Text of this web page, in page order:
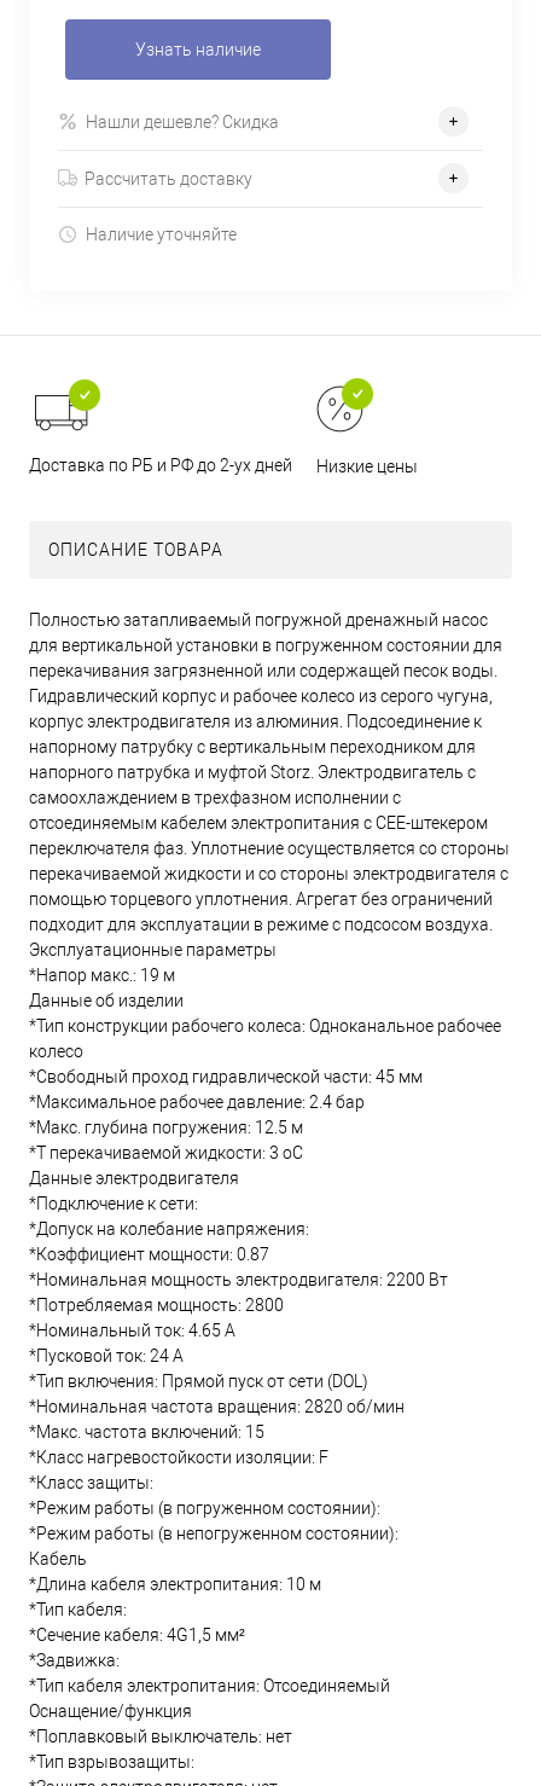
Узнать наличие
Нашли дешевле? Скидка
Рассчитать доставку
Наличие уточняйте
Доставка по РБ и РФ до 2-ух дней Низкие цены
ОПИСАНИЕ ТОВАРА
Полностью затапливаемый погружной дренажный насос
для вертикальной установки в погруженном состоянии для
перекачивания загрязненной или содержащей песок воды.
Гидравлический корпус и рабочее колесо из серого чугуна,
корпус электродвигателя из алюминия. Подсоединение к
напорному патрубку с вертикальным переходником для
напорного патрубка и муфтой Storz. Электродвигатель с
самоохлаждением в трехфазном исполнении с
отсоединяемым кабелем электропитания с CEE-штекером
переключателя фаз. Уплотнение осуществляется со стороны
перекачиваемой жидкости и со стороны электродвигателя с
помощью торцевого уплотнения. Агрегат без ограничений
подходит для эксплуатации в режиме с подсосом воздуха.
Эксплуатационные параметры
*Напор макс.: 19 м
Данные об изделии
*Тип конструкции рабочего колеса: Одноканальное рабочее
колесо
*Свободный проход гидравлической части: 45 мм
*Максимальное рабочее давление: 2.4 бар
*Макс. глубина погружения: 12.5 м
*T перекачиваемой жидкости: 3 oC
Данные электродвигателя
*Подключение к сети:
*Допуск на колебание напряжения:
*Коэффициент мощности: 0.87
*Номинальная мощность электродвигателя: 2200 Вт
*Потребляемая мощность: 2800
*Номинальный ток: 4.65 А
*Пусковой ток: 24 А
*Тип включения: Прямой пуск от сети (DOL)
*Номинальная частота вращения: 2820 об/мин
*Макс. частота включений: 15
*Класс нагревостойкости изоляции: F
*Класс защиты:
*Режим работы (в погруженном состоянии):
*Режим работы (в непогруженном состоянии):
Кабель
*Длина кабеля электропитания: 10 м
*Тип кабеля:
*Сечение кабеля: 4G1,5 мм²
*Задвижка:
*Тип кабеля электропитания: Отсоединяемый
Оснащение/функция
*Поплавковый выключатель: нет
*Тип взрывозащиты: